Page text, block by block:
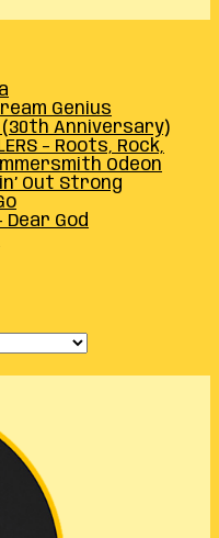
Genius
(30th Anniversary)
– Roots, Rock,
Odeon
Out Strong
Dear God